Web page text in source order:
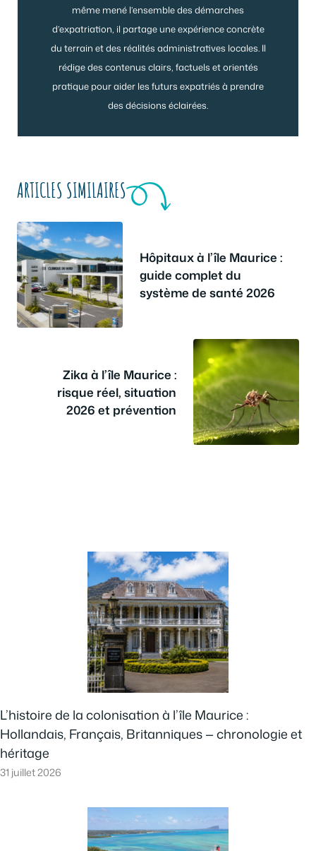
même mené l’ensemble des démarches
d’expatriation, il partage une expérience concrète
du terrain et des réalités administratives locales. Il
rédige des contenus clairs, factuels et orientés
pratique pour aider les futurs expatriés à prendre
des décisions éclairées.
ARTICLES SIMILAIRES
Hôpitaux à l’île Maurice :
guide complet du
système de santé 2026
Zika à l’île Maurice :
risque réel, situation
2026 et prévention
L’histoire de la colonisation à l’île Maurice :
Hollandais, Français, Britanniques — chronologie et
héritage
31 juillet 2026